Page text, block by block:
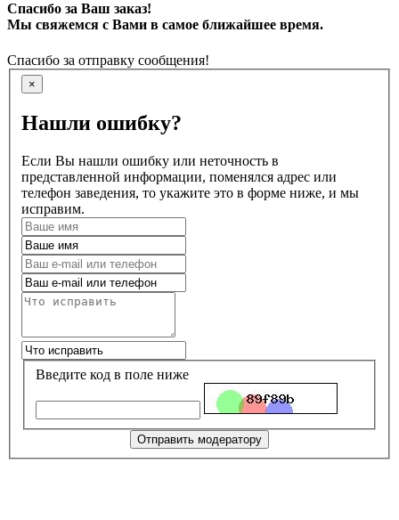
Спасибо за Ваш заказ!
Мы свяжемся с Вами в самое ближайшее время.
Спасибо за отправку сообщения!
×
Нашли ошибку?
Если Вы нашли ошибку или неточность в
представленной информации, поменялся адрес или
телефон заведения, то укажите это в форме ниже, и мы
исправим.
Введите код в поле ниже
Отправить модератору